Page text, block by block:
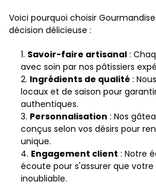
Voici pourquoi choisir
décision délicieuse :
Savoir-faire artisanal :
avec soin par nos pâtissiers
Ingrédients de qualité :
locaux et de saison pour
authentiques.
Personnalisation : Nos
conçus selon vos désirs pour
unique.
Engagement client : Notre
écoute pour s'assurer que
inoubliable.